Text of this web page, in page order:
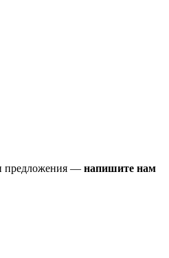
предложения — напишите нам